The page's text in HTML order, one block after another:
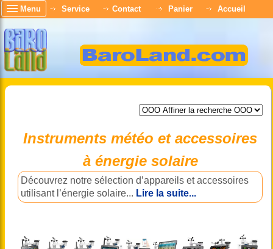
Menu Service Contact Panier Accueil
Instruments météo et accessoires
à énergie solaire
Découvrez notre sélection d’appareils et accessoires
utilisant l’énergie solaire... Lire la suite...